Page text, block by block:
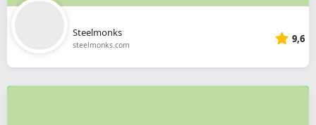
Steelmonks
steelmonks.com 9,6